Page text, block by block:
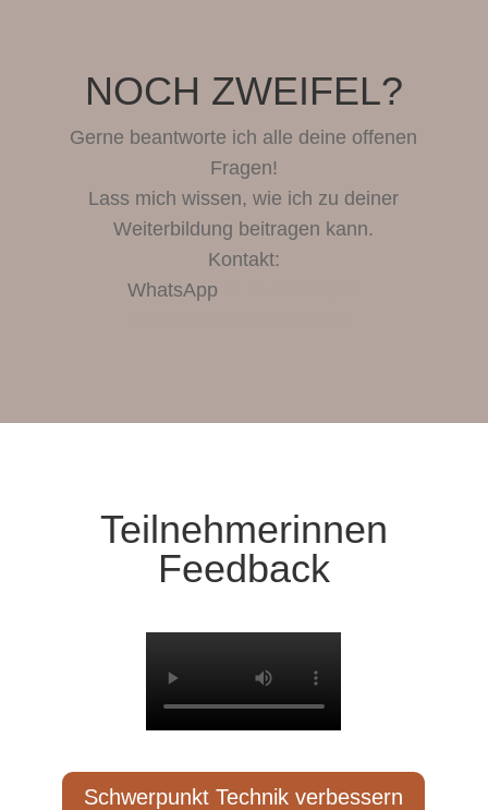
NOCH ZWEIFEL?
Gerne beantworte ich alle deine offenen
Fragen!
Lass mich wissen, wie ich zu deiner
Weiterbildung beitragen kann.
Kontakt:
WhatsApp
Teilnehmerinnen
Feedback
Schwerpunkt Technik verbessern